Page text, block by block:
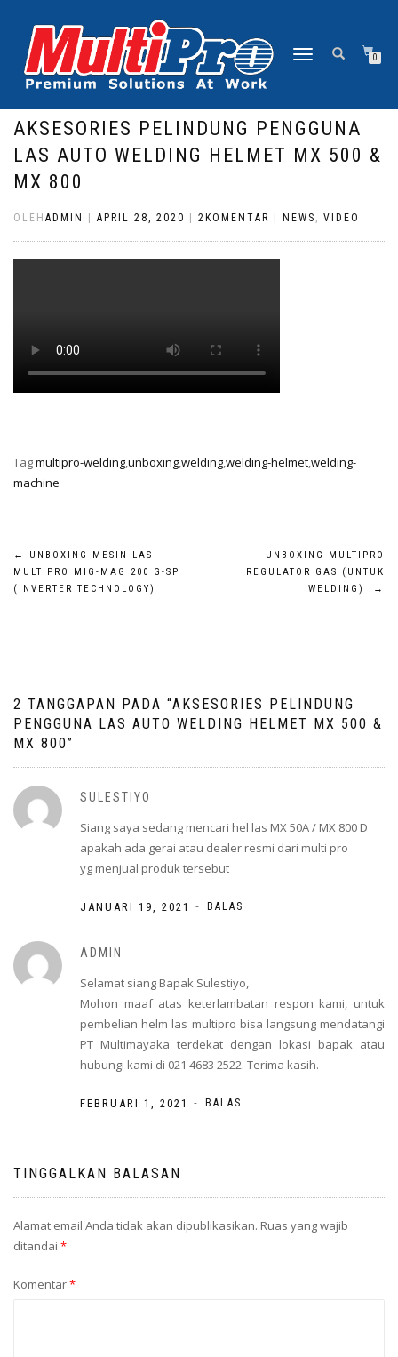
NAVIGASI
0
AKSESORIES PELINDUNG PENGGUNA
LAS AUTO WELDING HELMET MX 500 &
MX 800
OLEH ADMIN APRIL 28, 2020 2KOMENTAR NEWS , VIDEO
Tagmultipro-welding,unboxing,welding,welding-helmet,welding-
machine
Navigasi
pos
←
UNBOXING MESIN LAS
MULTIPRO MIG-MAG 200 G-SP
(INVERTER TECHNOLOGY)
UNBOXING MULTIPRO
REGULATOR GAS (UNTUK
WELDING)
→
2 TANGGAPAN PADA “AKSESORIES PELINDUNG
PENGGUNA LAS AUTO WELDING HELMET MX 500 &
MX 800”
SULESTIYO
Siang saya sedang mencari hel las MX 50A / MX 800 D
apakah ada gerai atau dealer resmi dari multi pro
yg menjual produk tersebut
JANUARI 19, 2021 - BALAS
ADMIN
Selamat siang Bapak Sulestiyo,
Mohon maaf atas keterlambatan respon kami, untuk
pembelian helm las multipro bisa langsung mendatangi
PT Multimayaka terdekat dengan lokasi bapak atau
hubungi kami di 021 4683 2522. Terima kasih.
FEBRUARI 1, 2021 - BALAS
TINGGALKAN BALASAN
Alamat email Anda tidak akan dipublikasikan. Ruas yang wajib
ditandai *
Komentar*